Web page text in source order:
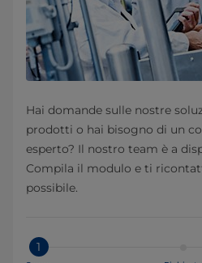
Hai domande sulle nostre
prodotti o hai bisogno di un
esperto? Il nostro team è a
Compila il modulo e ti
possibile.
1